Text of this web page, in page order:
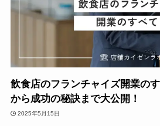
飲食店のフランチャイズ開業の
から成功の秘訣まで大公開！
2025年5月15日